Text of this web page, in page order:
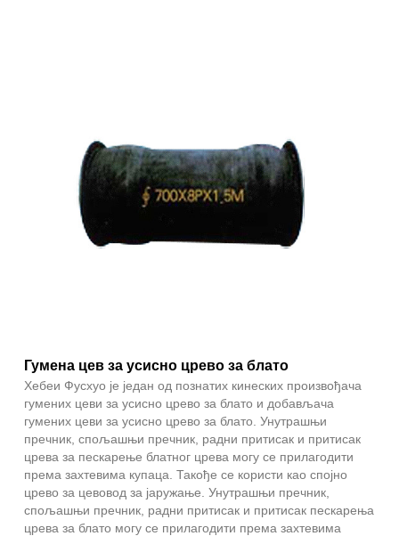
Гумена цев за усисно црево за блато
Хебеи Фусхуо је један од познатих кинеских произвођача
гумених цеви за усисно црево за блато и добављача
гумених цеви за усисно црево за блато. Унутрашњи
пречник, спољашњи пречник, радни притисак и притисак
црева за пескарење блатног црева могу се прилагодити
према захтевима купаца. Такође се користи као спојно
црево за цевовод за јаружање. Унутрашњи пречник,
спољашњи пречник, радни притисак и притисак пескарења
црева за блато могу се прилагодити према захтевима